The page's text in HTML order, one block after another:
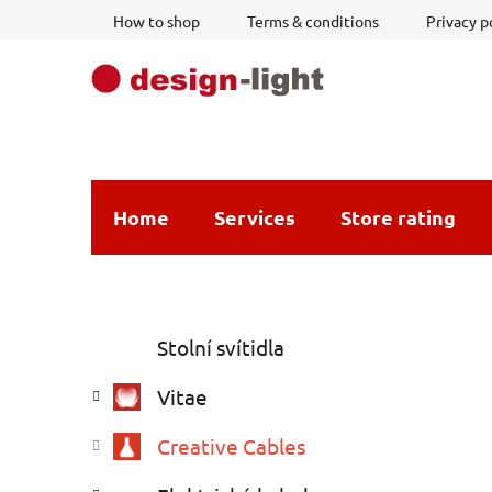
How to shop Terms & conditions Privacy
Home Services Store rating
d
b
categories
e
o
Stolní svítidla
Vitae
Creative Cables